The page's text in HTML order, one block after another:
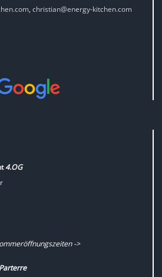
, christian@energy-kitchen.com
4.OG
->
Parterre